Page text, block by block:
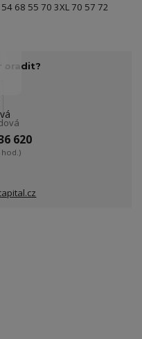
68 55 70 3XL 70 57 72
620
hod.)